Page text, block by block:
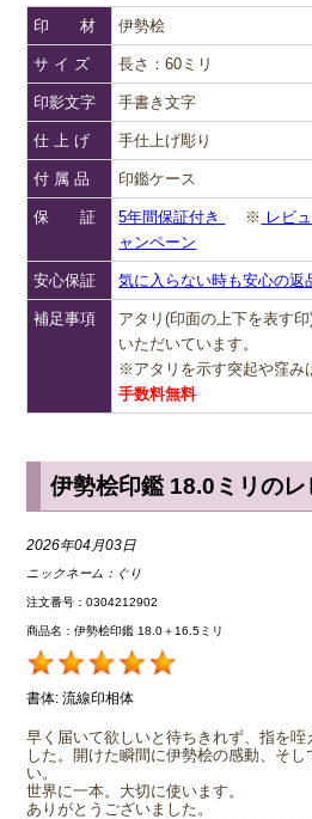
印 材 伊勢桧
サ イ ズ 長さ：60ミリ
印影文字 手書き文字
仕 上 げ 手仕上げ彫り
付 属 品 印鑑ケース
保 証 5年間保証付き ※ レビ
ャンペーン
安心保証 気に入らない時も安心の返
補足事項
アタリ(印面の上下を表す
いただいています。
※アタリを示す突起や窪み
手数料無料
伊勢桧印鑑 18.0ミリのレ
2026年04月03日
ニックネーム： ぐり
注文番号：0304212902
商品名：伊勢桧印鑑 18.0＋16.5ミリ
書体: 流線印相体
早く届いて欲しいと待ちきれず、指を咥
した。開けた瞬間に伊勢桧の感動、そ
い。
世界に一本。大切に使います。
ありがとうございました。